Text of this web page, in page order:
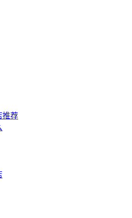
推荐